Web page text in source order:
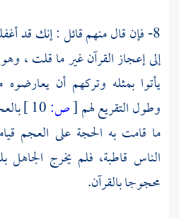
8- فإن قال منهم قائل : إنك قد
إلى إعجاز القرآن غير ما قلت ،
يأتوا بمثله وتركهم أن
وطول التقريع لهم[ص:
ما قامت به الحجة على العجم
الناس قاطبة، فلم يخرج
محجوجا بالقرآن.